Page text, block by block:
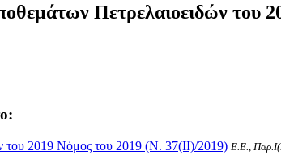
Πετρελαιοειδών του
του 2019 Νόμος του 2019 (Ν. 37(II)/2019) Ε.Ε.,